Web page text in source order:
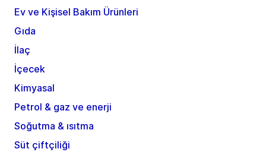
Ev ve Kişisel Bakım Ürünleri
Gıda
İlaç
İçecek
Kimyasal
Petrol & gaz ve enerji
Soğutma & ısıtma
Süt çiftçiliği